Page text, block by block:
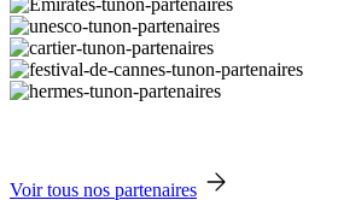
Voir tous nos partenaires